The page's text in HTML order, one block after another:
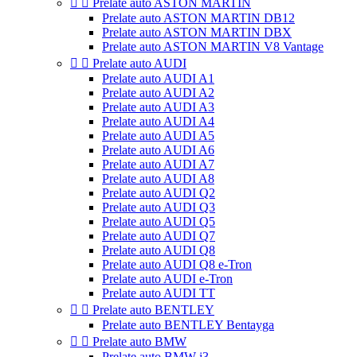
  Prelate auto ASTON MARTIN
Prelate auto ASTON MARTIN DB12
Prelate auto ASTON MARTIN DBX
Prelate auto ASTON MARTIN V8 Vantage
  Prelate auto AUDI
Prelate auto AUDI A1
Prelate auto AUDI A2
Prelate auto AUDI A3
Prelate auto AUDI A4
Prelate auto AUDI A5
Prelate auto AUDI A6
Prelate auto AUDI A7
Prelate auto AUDI A8
Prelate auto AUDI Q2
Prelate auto AUDI Q3
Prelate auto AUDI Q5
Prelate auto AUDI Q7
Prelate auto AUDI Q8
Prelate auto AUDI Q8 e-Tron
Prelate auto AUDI e-Tron
Prelate auto AUDI TT
  Prelate auto BENTLEY
Prelate auto BENTLEY Bentayga
  Prelate auto BMW